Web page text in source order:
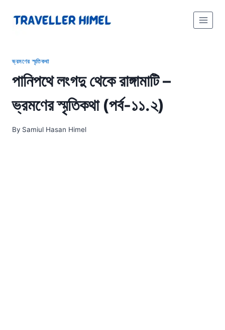
ভ্রমণের স্মৃতিকথা
পানিপথে লংগদু থেকে রাঙ্গামাটি –
ভ্রমণের স্মৃতিকথা (পর্ব-১১.২)
By Samiul Hasan Himel